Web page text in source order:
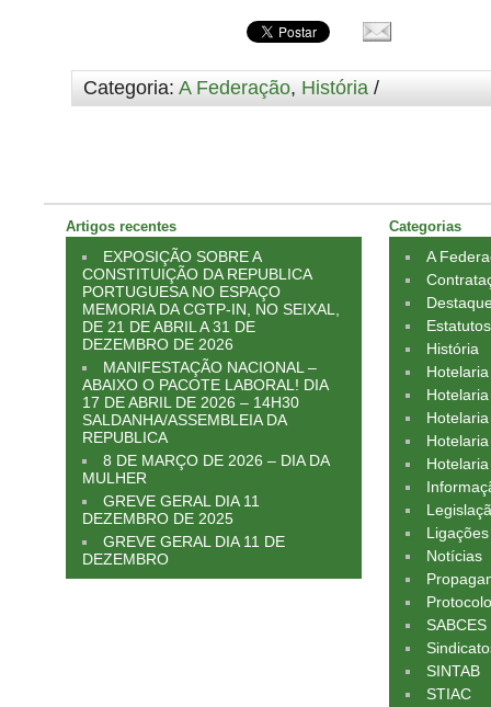
Categoria: A Federação, História /
Artigos recentes
EXPOSIÇÃO SOBRE A
CONSTITUIÇÃO DA REPUBLICA
PORTUGUESA NO ESPAÇO
MEMORIA DA CGTP-IN, NO SEIXAL,
DE 21 DE ABRIL A 31 DE
DEZEMBRO DE 2026
MANIFESTAÇÃO NACIONAL –
ABAIXO O PACOTE LABORAL! DIA
17 DE ABRIL DE 2026 – 14H30
SALDANHA/ASSEMBLEIA DA
REPUBLICA
8 DE MARÇO DE 2026 – DIA DA
MULHER
GREVE GERAL DIA 11
DEZEMBRO DE 2025
GREVE GERAL DIA 11 DE
DEZEMBRO
Categorias
A
Estatutos
História
Ligações
Notícias
SABCES
SINTAB
STIAC